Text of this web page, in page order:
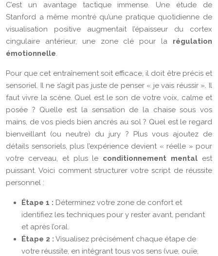
C’est un avantage tactique immense. Une étude de
Stanford a même montré qu’une pratique quotidienne de
visualisation positive augmentait l’épaisseur du cortex
cingulaire antérieur, une zone clé pour la régulation
émotionnelle.
Pour que cet entraînement soit efficace, il doit être précis et
sensoriel. Il ne s’agit pas juste de penser « je vais réussir ». Il
faut vivre la scène. Quel est le son de votre voix, calme et
posée ? Quelle est la sensation de la chaise sous vos
mains, de vos pieds bien ancrés au sol ? Quel est le regard
bienveillant (ou neutre) du jury ? Plus vous ajoutez de
détails sensoriels, plus l’expérience devient « réelle » pour
votre cerveau, et plus le conditionnement mental est
puissant. Voici comment structurer votre script de réussite
personnel :
Étape 1 : Déterminez votre zone de confort et
identifiez les techniques pour y rester avant, pendant
et après l’oral.
Étape 2 : Visualisez précisément chaque étape de
votre réussite, en intégrant tous vos sens (vue, ouïe,